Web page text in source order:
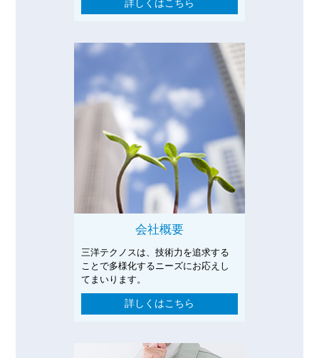
詳しくはこちら
会社概要
三洋テクノスは、技術力を追求する
ことで多様化するニーズにお応えし
てまいります。
詳しくはこちら